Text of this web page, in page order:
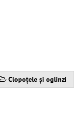
Clopoțele și oglinzi